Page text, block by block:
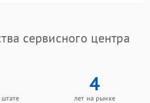
сервисного центра
4
лет на рынке